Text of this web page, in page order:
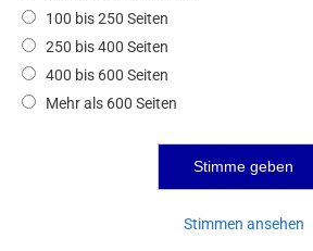
100 bis 250 Seiten
250 bis 400 Seiten
400 bis 600 Seiten
Mehr als 600 Seiten
Stimmen ansehen